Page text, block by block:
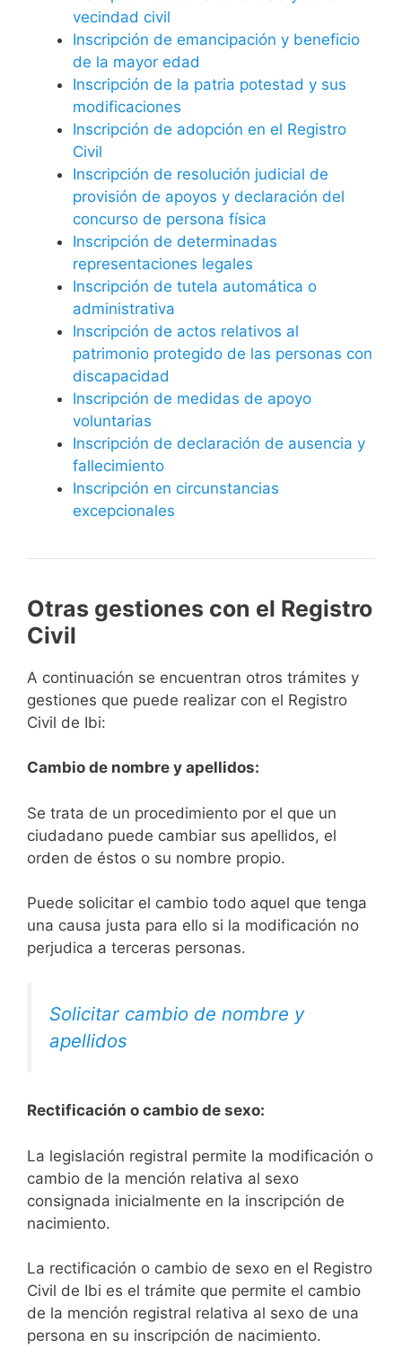
vecindad civil
Inscripción de emancipación y beneficio
de la mayor edad
Inscripción de la patria potestad y sus
modificaciones
Inscripción de adopción en el Registro
Civil
Inscripción de resolución judicial de
provisión de apoyos y declaración del
concurso de persona física
Inscripción de determinadas
representaciones legales
Inscripción de tutela automática o
administrativa
Inscripción de actos relativos al
patrimonio protegido de las personas con
discapacidad
Inscripción de medidas de apoyo
voluntarias
Inscripción de declaración de ausencia y
fallecimiento
Inscripción en circunstancias
excepcionales
Otras gestiones con el Registro
Civil
A continuación se encuentran otros trámites y
gestiones que puede realizar con el Registro
Civil de Ibi:
Cambio de nombre y apellidos:
Se trata de un procedimiento por el que un
ciudadano puede cambiar sus apellidos, el
orden de éstos o su nombre propio.
Puede solicitar el cambio todo aquel que tenga
una causa justa para ello si la modificación no
perjudica a terceras personas.
Solicitar cambio de nombre y
apellidos
Rectificación o cambio de sexo:
La legislación registral permite la modificación o
cambio de la mención relativa al sexo
consignada inicialmente en la inscripción de
nacimiento.
La rectificación o cambio de sexo en el Registro
Civil de Ibi es el trámite que permite el cambio
de la mención registral relativa al sexo de una
persona en su inscripción de nacimiento.